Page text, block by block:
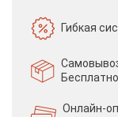
Гибкая
Онлайн-